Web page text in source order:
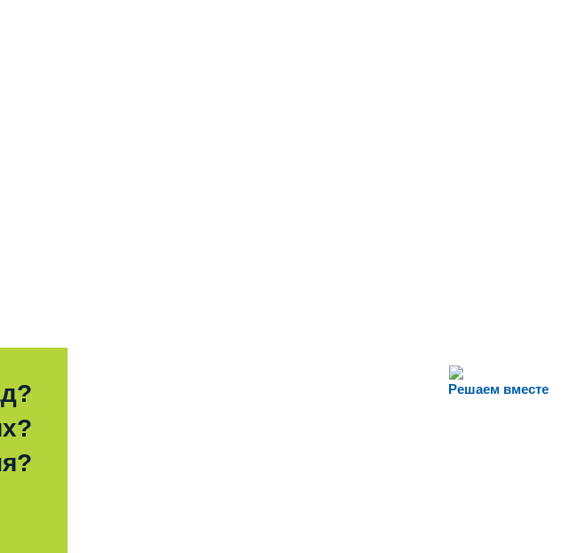
Решаем вместе